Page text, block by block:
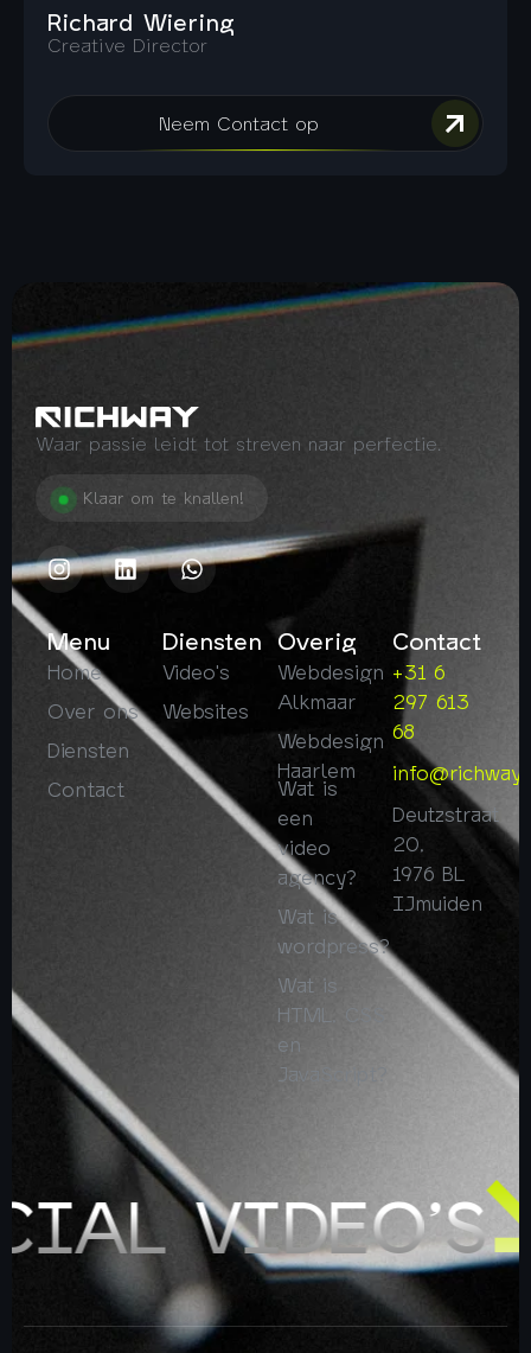
Richard Wiering
Creative Director
Neem Contact op
Waar passie leidt tot streven naar perfectie.
Klaar om te knallen!
Menu
Home
Over ons
Diensten
Contact
Diensten
Video's
Websites
Overig
Webdesign
Alkmaar
Webdesign
Haarlem
Wat is
een
video
agency?
Wat is
wordpress?
Wat is
HTML, CSS
en
JavaScript?
Contact
+31 6
297 613
68
Deutzstraat
20,
1976 BL
IJmuiden
VIDEO’S